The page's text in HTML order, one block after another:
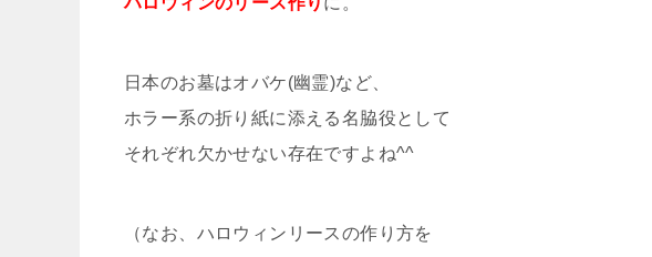
日本のお墓はオバケ(幽霊)など、
ホラー系の折り紙に添える名脇役として
それぞれ欠かせない存在ですよね^^
（なお、ハロウィンリースの作り方を